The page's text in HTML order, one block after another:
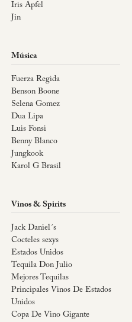
Iris Apfel
Jin
Música
Fuerza Regida
Benson Boone
Selena Gomez
Dua Lipa
Luis Fonsi
Benny Blanco
Jungkook
Karol G Brasil
Vinos & Spirits
Jack Daniel´s
Cocteles sexys
Estados Unidos
Tequila Don Julio
Mejores Tequilas
Principales Vinos De Estados
Unidos
Copa De Vino Gigante